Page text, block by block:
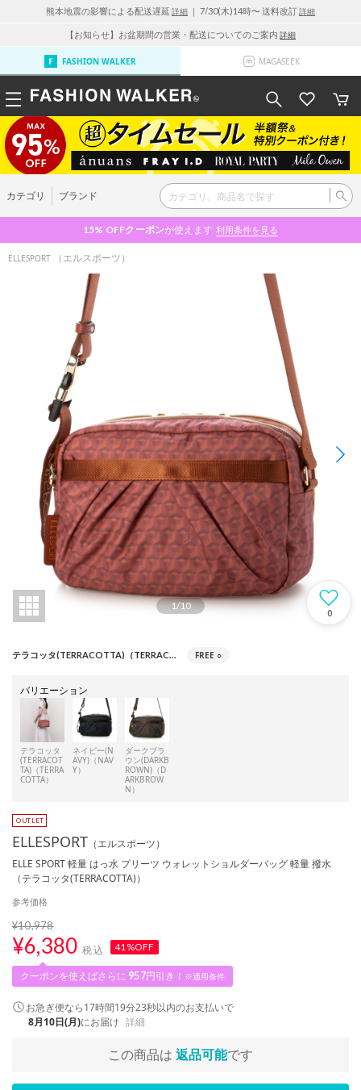
熊本地震の影響による配送遅延 詳細 ｜ 7/30(木)14時〜 送料改訂詳細
【お知らせ】お盆期間の営業・配送についてのご案内 詳細
FASHION WALKER MAGASEEK
カテゴリ ブランド
15% OFFクーポンが使えます 利用条件を見る
ELLESPORT （エルスポーツ）
1/10
0
テラコッタ(TERRACOTTA)（TERRACOTTA） FREE ○
バリエーション
テラコッタ
(TERRACOT
TA)（TERRA
COTTA）
ネイビー(N
AVY)（NAV
Y）
ダークブラ
ウン(DARKB
ROWN)（D
ARKBROW
N）
ELLESPORT （エルスポーツ）
ELLE SPORT 軽量 はっ水 プリーツ ウォレットショルダーバッグ 軽量 撥水
（テラコッタ(TERRACOTTA)）
参考価格
¥10,978
¥6,380 税込 41%OFF
クーポンを使えばさらに 957円引き！ ※適用条件
お急ぎ便なら17時間19分22秒以内のお支払いで
8月10日(月)にお届け 詳細
この商品は 返品可能です